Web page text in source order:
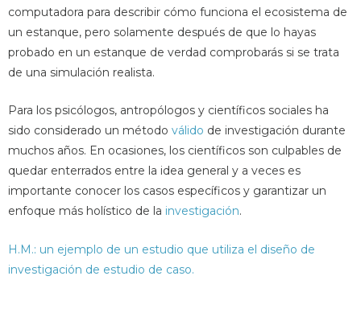
computadora para describir cómo funciona el ecosistema de
un estanque, pero solamente después de que lo hayas
probado en un estanque de verdad comprobarás si se trata
de una simulación realista.
Para los psicólogos, antropólogos y científicos sociales ha
sido considerado un método válido de investigación durante
muchos años. En ocasiones, los científicos son culpables de
quedar enterrados entre la idea general y a veces es
importante conocer los casos específicos y garantizar un
enfoque más holístico de la investigación.
H.M.: un ejemplo de un estudio que utiliza el diseño de
investigación de estudio de caso.